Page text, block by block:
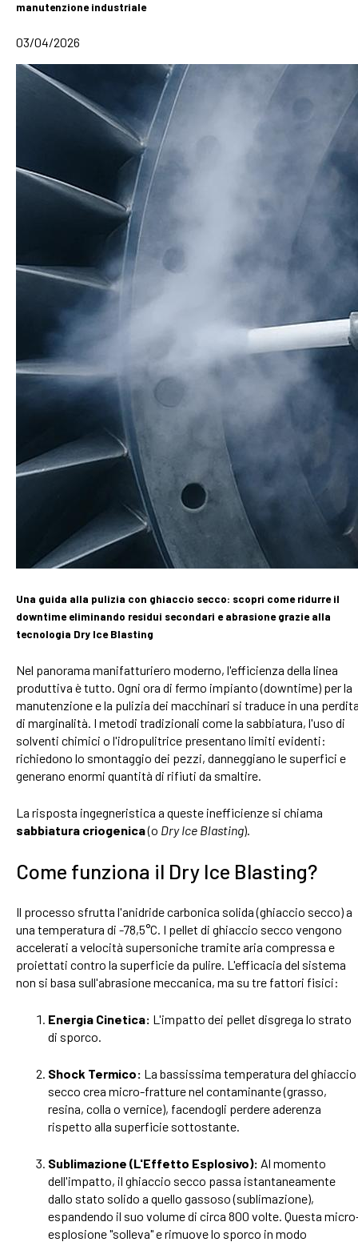
manutenzione industriale
03/04/2026
Una guida alla pulizia con ghiaccio secco: scopri come ridurre il
downtime eliminando residui secondari e abrasione grazie alla
tecnologia Dry Ice Blasting
Nel panorama manifatturiero moderno, l'efficienza della linea
produttiva è tutto. Ogni ora di fermo impianto (downtime) per la
manutenzione e la pulizia dei macchinari si traduce in una
di marginalità. I metodi tradizionali come la sabbiatura, l'uso di
solventi chimici o l'idropulitrice presentano limiti evidenti:
richiedono lo smontaggio dei pezzi, danneggiano le superfici e
generano enormi quantità di rifiuti da smaltire.
La risposta ingegneristica a queste inefficienze si chiama
sabbiatura criogenica(o Dry Ice Blasting).
Come funziona il Dry Ice Blasting?
Il processo sfrutta l'anidride carbonica solida (ghiaccio secco) a
una temperatura di -78,5°C. I pellet di ghiaccio secco vengono
accelerati a velocità supersoniche tramite aria compressa e
proiettati contro la superficie da pulire. L'efficacia del sistema
non si basa sull'abrasione meccanica, ma su tre fattori fisici:
Energia Cinetica: L'impatto dei pellet disgrega lo strato
di sporco.
Shock Termico: La bassissima temperatura del ghiaccio
secco crea micro-fratture nel contaminante (grasso,
resina, colla o vernice), facendogli perdere aderenza
rispetto alla superficie sottostante.
Sublimazione (L'Effetto Esplosivo): Al momento
dell'impatto, il ghiaccio secco passa istantaneamente
dallo stato solido a quello gassoso (sublimazione),
espandendo il suo volume di circa 800 volte. Questa
esplosione "solleva" e rimuove lo sporco in modo